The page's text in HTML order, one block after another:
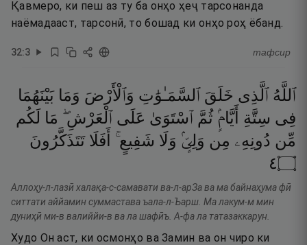
Қавмеро, ки пеш аз ту ба онҳо ҳеҷ тарсонанда
наёмадааст, тарсонӣ, то бошад ки онҳо роҳ ёбанд.
32:3 тафсир
ٱللَّهُ ٱلَّذِى خَلَقَ ٱلسَّمَـٰوَٰتِ وَٱلْأَرْضَ وَمَا بَيْنَهُمَا
فِى سِتَّةِ أَيَّامٍۢ ثُمَّ ٱسْتَوَىٰ عَلَى ٱلْعَرْشِ ۖ مَا لَكُم
مِّن دُونِهِۦ مِن وَلِىٍّۢ وَلَا شَفِيعٍ ۚ أَفَلَا تَتَذَكَّرُونَ
۝٤
Аллоҳу-л-лазӣ халақа-с-самавати ва-л-арЗа ва ма байнаҳума фӣ
ситтати аййамин суммастава ъала-л-Ъарш. Ма лакум-м мин
дуниҳӣ ми-в валиййи-в ва ла шафӣъ. А-фа ла татазаккарун.
Худо Он аст, ки осмонҳо ва Замин ва он чиро ки